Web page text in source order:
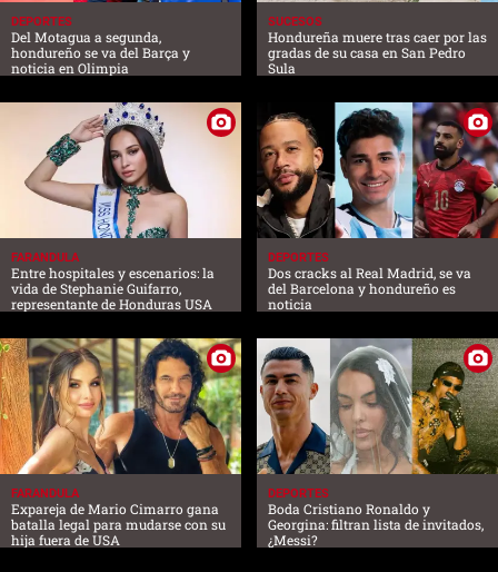
DEPORTES
Del Motagua a segunda,
hondureño se va del Barça y
noticia en Olimpia
SUCESOS
Hondureña muere tras caer por las
gradas de su casa en San Pedro
Sula
FARANDULA
Entre hospitales y escenarios: la
vida de Stephanie Guifarro,
representante de Honduras USA
DEPORTES
Dos cracks al Real Madrid, se va
del Barcelona y hondureño es
noticia
FARANDULA
Expareja de Mario Cimarro gana
batalla legal para mudarse con su
hija fuera de USA
DEPORTES
Boda Cristiano Ronaldo y
Georgina: filtran lista de invitados,
¿Messi?